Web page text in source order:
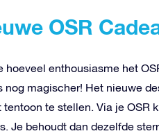
OSR
hoeveel enthousiasme het
nog magischer! Het nieuwe
te stellen. Via je OSR
Je behoudt dan dezelfde